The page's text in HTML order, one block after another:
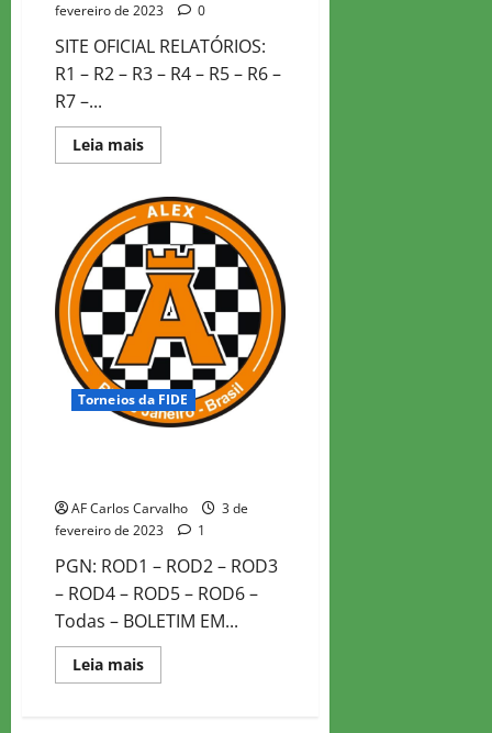
fevereiro de 2023
0
SITE OFICIAL RELATÓRIOS:
R1 – R2 – R3 – R4 – R5 – R6 –
R7 –...
Leia maisRead
more
CHESS
MASTER
Torneios da FIDE
AF Carlos Carvalho
3 de
fevereiro de 2023
1
PGN: ROD1 – ROD2 – ROD3
– ROD4 – ROD5 – ROD6 –
Todas – BOLETIM EM...
Leia maisRead
more